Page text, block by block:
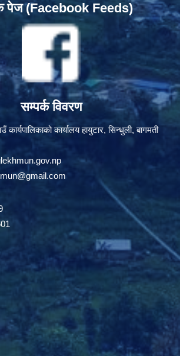
पेज (Facebook Feeds)
सम्पर्क विवरण
कार्यपालिकाको कार्यालय हायुटार, सिन्धुली, बागमती